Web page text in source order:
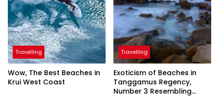
Travelling
Wow, The Best Beaches in
Krui West Coast
Travelling
Exoticism of Beaches in
Tanggamus Regency,
Number 3 Resembling